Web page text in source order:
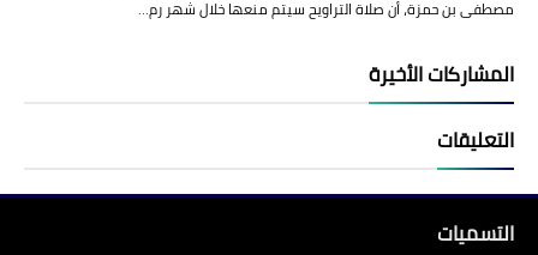
مصطفى بن حمزة، أن صلاة التراويح سيتم منعها خلال شهر رم…
المشاركات الأخيرة
التعليقات
التسميات